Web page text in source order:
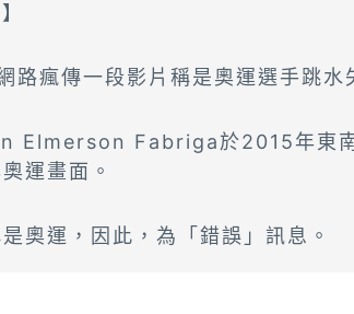
瘋傳一段影片稱是奧運選手跳水
Elmerson Fabriga於2015年東
運畫面。
奧運，因此，為「錯誤」訊息。